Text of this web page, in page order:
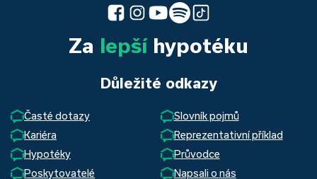
Za lepšíhypotéku
Důležité odkazy
Časté dotazy
Slovník pojmů
Kariéra
Reprezentativní příklad
Hypotéky
Průvodce
Poskytovatelé
Napsali o nás